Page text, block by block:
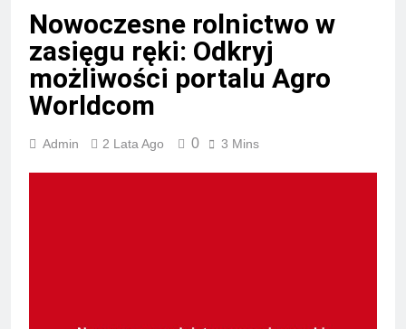
Nowoczesne rolnictwo w
zasięgu ręki: Odkryj
możliwości portalu Agro
Worldcom
Admin 2 Lata Ago 0 3 Mins